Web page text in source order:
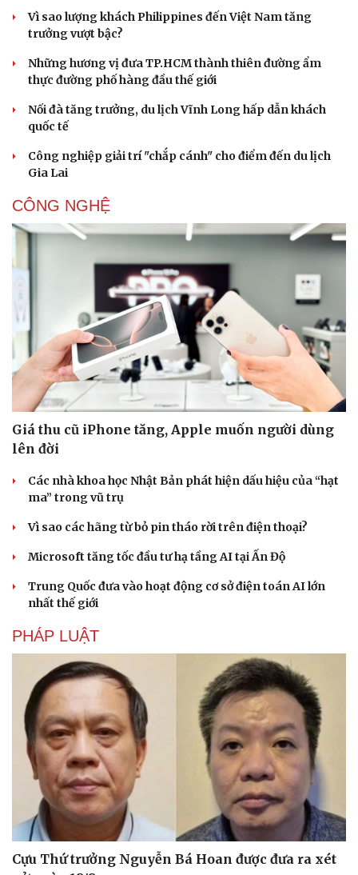
Sức khỏe
Dinh dưỡng - món ngon
Cây thuốc
Sản phụ khoa
Nhi khoa
Nam khoa
Làm đẹp - giảm cân
Phòng mạch online
Ăn sạch sống khỏe
Đời sống
Nhà đẹp
Blog
Tình yêu - Gia đình
Vì sao lượng khách Philippines đến Việt Nam tăng
trưởng vượt bậc?
Những hương vị đưa TP.HCM thành thiên đường ẩm
thực đường phố hàng đầu thế giới
Nối đà tăng trưởng, du lịch Vĩnh Long hấp dẫn khách
quốc tế
Công nghiệp giải trí "chắp cánh" cho điểm đến du lịch
Gia Lai
CÔNG NGHỆ
Giá thu cũ iPhone tăng, Apple muốn người dùng
lên đời
Các nhà khoa học Nhật Bản phát hiện dấu hiệu của “hạt
ma” trong vũ trụ
Vì sao các hãng từ bỏ pin tháo rời trên điện thoại?
Microsoft tăng tốc đầu tư hạ tầng AI tại Ấn Độ
Trung Quốc đưa vào hoạt động cơ sở điện toán AI lớn
nhất thế giới
PHÁP LUẬT
Cựu Thứ trưởng Nguyễn Bá Hoan được đưa ra xét